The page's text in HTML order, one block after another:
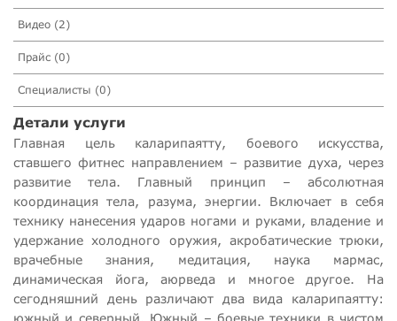
Видео (2)
Прайс (0)
Специалисты (0)
Детали услуги
Главная цель каларипаятту, боевого искусства,
ставшего фитнес направлением – развитие духа, через
развитие тела. Главный принцип – абсолютная
координация тела, разума, энергии. Включает в себя
технику нанесения ударов ногами и руками, владение и
удержание холодного оружия, акробатические трюки,
врачебные знания, медитация, наука мармас,
динамическая йога, аюрведа и многое другое. На
сегодняшний день различают два вида каларипаятту: